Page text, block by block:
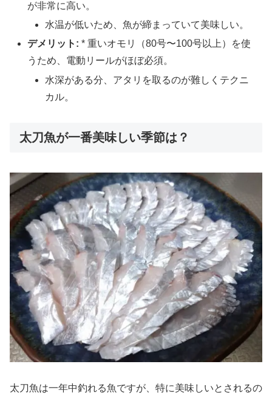
が非常に高い。
水温が低いため、魚が締まっていて美味しい。
デメリット: * 重いオモリ（80号〜100号以上）を使
うため、電動リールがほぼ必須。
水深がある分、アタリを取るのが難しくテクニ
カル。
太刀魚が一番美味しい季節は？
太刀魚は一年中釣れる魚ですが、特に美味しいとされるの